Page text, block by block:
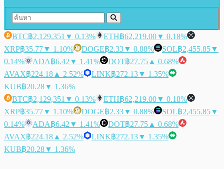
BTC฿2,129,351 ▼ 0.13% ETH฿62,219.00▼ 0.18%
XRP฿35.77▼ 1.10% DOGE฿2.33▼ 0.88% SOL฿2,455.85▼
0.14%
ADA฿6.42 ▼ 1.41% DOT฿27.75 ▲ 0.68%
AVAX฿224.18 ▲ 2.52% LINK฿272.13▼ 1.35%
KUB฿20.28▼ 1.36%
BTC฿2,129,351 ▼ 0.13% ETH฿62,219.00▼ 0.18%
XRP฿35.77▼ 1.10% DOGE฿2.33▼ 0.88% SOL฿2,455.85▼
0.14%
ADA฿6.42 ▼ 1.41% DOT฿27.75 ▲ 0.68%
AVAX฿224.18 ▲ 2.52% LINK฿272.13▼ 1.35%
KUB฿20.28▼ 1.36%